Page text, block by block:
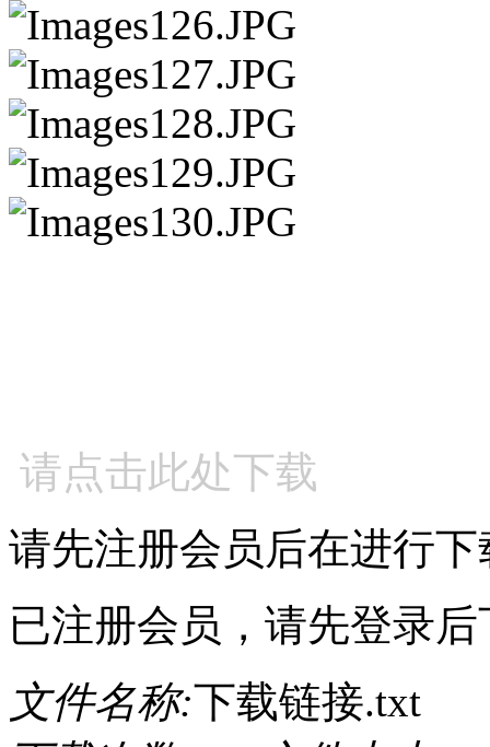
请点击此处下载
请先注册会员后在进行下
已注册会员，请先登录后
文件名称:下载链接.txt